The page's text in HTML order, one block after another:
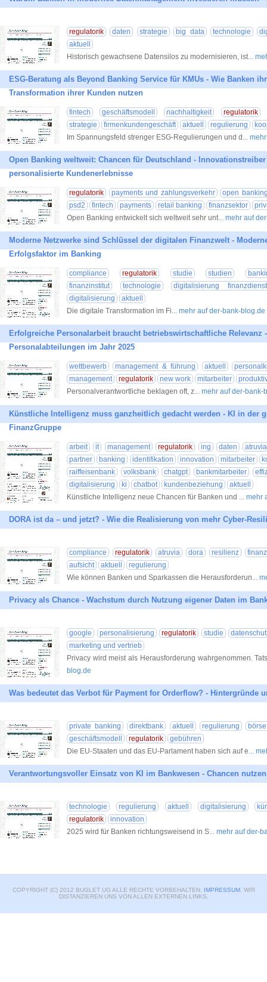
regulatorik daten strategie big data technologie
aktuell
Historisch gewachsene Datensilos zu modernisieren, ist...
ESG-Beratung als Beyond Banking Service für KMUs - Wie Banken
Transformation ihrer Kunden nutzen
fintech geschäftsmodell nachhaltigkeit
regulatorik
strategie
firmenkundengeschäft aktuell regulierung
Im Spannungsfeld strenger ESG-Regulierungen und d ...
Open Banking weltweit: Chancen für Deutschland -
personalisierte Kundenerlebnisse
regulatorik payments und zahlungsverkehr
open
psd2
fintech payments retail banking finanzsektor
Open Banking entwickelt sich weltweit sehr unt... mehr auf
Moderne Netzwerke sind Schlüssel der digitalen Finanzwelt -
Erfolgsfaktor im Banking
compliance regulatorik studie studien
finanzinstitut
technologie
digitalisierung
digitalisierung
aktuell
Die digitale Transformation im Fi... mehr auf der-bank-blog.de
Erfolgreiche Personalarbeit braucht betriebswirtschaftliche Relevanz
Personalabteilungen im Jahr 2025
wettbewerb management & führung aktuell
management
regulatorik new work mitarbeiter
Personalverantwortliche beklagen oft, z... mehr auf der-bank-
Künstliche Intelligenz muss ganzheitlich gedacht werden - KI in der
FinanzGruppe
arbeit it management regulatorik ing daten
atruvia
partner
banking identifikation innovation mitarbeiter
raiffeisenbank
volksbank chatgpt bankmitarbeiter
digitalisierung
ki chatbot kundenbeziehung
aktuell
Künstliche Intelligenz neue Chancen für Banken und ... mehr
DORA ist da – und jetzt? - Wie die Realisierung von mehr Cyber-
compliance regulatorik atruvia dora resilienz
aufsicht
aktuell
regulierung
Wie können Banken und Sparkassen die Herausforderun...
Privacy als Chance - Wachstum durch Nutzung eigener Daten im
google personalisierung regulatorik studie
marketing und vertrieb
Privacy wird meist als Herausforderung wahrgenommen.
blog.de
Was bedeutet das Verbot für Payment for Orderflow? - Hintergründe
private banking direktbank aktuell regulierung
börse
geschäftsmodell
regulatorik
gebühren
Die EU-Staaten und das EU-Parlament haben sich auf e...
Verantwortungsvoller Einsatz von KI im Bankwesen - Chancen
technologie regulierung aktuell digitalisierung
regulatorik
innovation
2025 wird für Banken richtungsweisend in S... mehr auf der-
COPYRIGHT (C) 2012 BUGLET UG ALLE RECHTE VORBEHALTEN. IMPRESSUM. WIR
DISTANZIEREN UNS VON ALLEN EXTERNEN LINKS.